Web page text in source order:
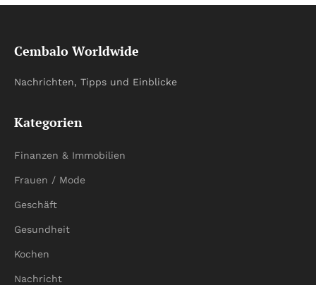
Cembalo Worldwide
Nachrichten, Tipps und Einblicke
Kategorien
Finanzen & Immobilien
Frauen / Mode
Geschäft
Gesundheit
Kochen
Nachricht